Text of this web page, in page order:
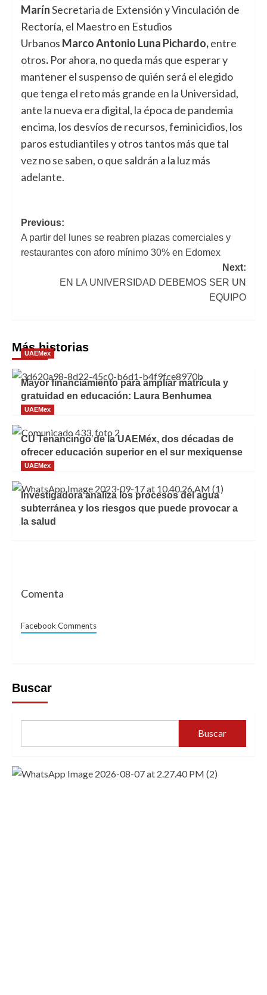
MarínSecretaria de Extensión y Vinculación de
Rectoría, el Maestro en Estudios
Urbanos Marco Antonio Luna Pichardo,entre
otros. Por ahora, no queda más que esperar y
mantener el suspenso de quién será el elegido
que tenga el reto más grande en la Universidad,
ante la nueva era digital, la época de pandemia
encima, los desvíos de recursos, feminicidios, los
paros estudiantiles y otros tantos más que tal
vez no se saben, o que saldrán a la luz más
adelante.
Navegación
de
Previous:
A partir del lunes se reabren plazas comerciales y
restaurantes con aforo mínimo 30% en Edomex
Next:
EN LA UNIVERSIDAD DEBEMOS SER UN
EQUIPO
Más historias
UAEMex
Mayor financiamiento para ampliar matrícula y
gratuidad en educación: Laura Benhumea
UAEMex
CU Tenancingo de la UAEMéx, dos décadas de
ofrecer educación superior en el sur mexiquense
UAEMex
Investigadora analiza los procesos del agua
subterránea y los riesgos que puede provocar a
la salud
Comenta
Facebook Comments
Buscar
Buscar